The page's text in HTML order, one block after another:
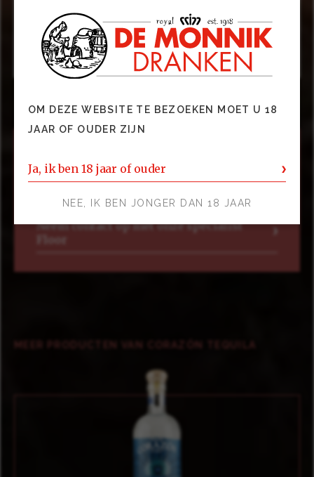
Groep
Gedistilleerd
Neem contact op met onze specialist
Floor
OM DEZE WEBSITE TE BEZOEKEN MOET U 18
JAAR OF OUDER ZIJN
Ja, ik ben 18 jaar of ouder
NEE, IK BEN JONGER DAN 18 JAAR